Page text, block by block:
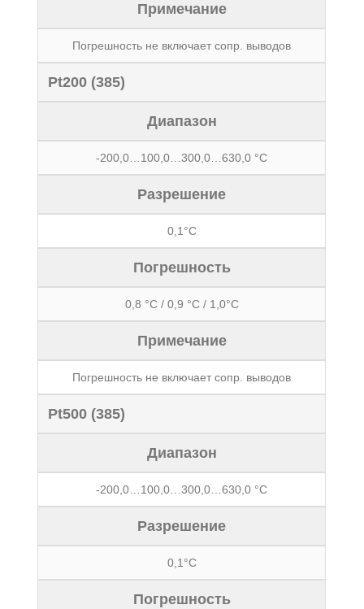
Примечание
Погрешность не включает сопр. выводов
Pt200 (385)
Диапазон
-200,0…100,0…300,0…630,0 °С
Разрешение
0,1°С
Погрешность
0,8 °С / 0,9 °С / 1,0°С
Примечание
Погрешность не включает сопр. выводов
Pt500 (385)
Диапазон
-200,0…100,0…300,0…630,0 °С
Разрешение
0,1°С
Погрешность